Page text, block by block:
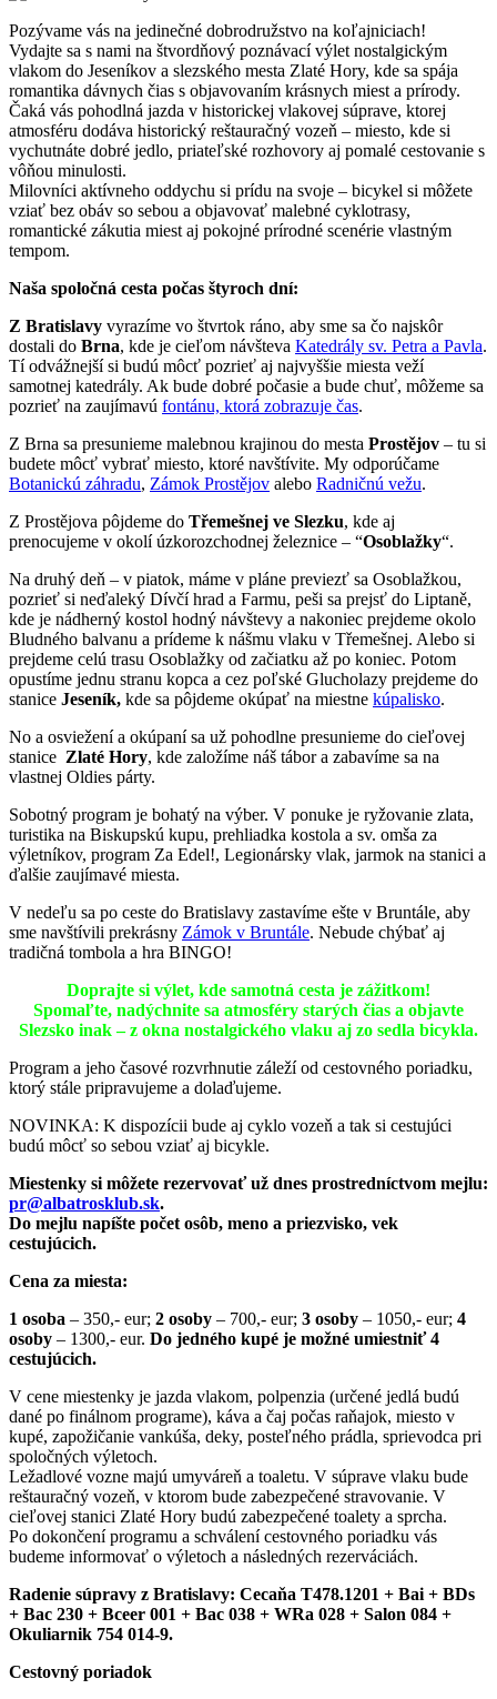
Pozývame vás na jedinečné dobrodružstvo na koľajniciach!
Vydajte sa s nami na štvordňový poznávací výlet nostalgickým
vlakom do Jeseníkov a slezského mesta Zlaté Hory, kde sa spája
romantika dávnych čias s objavovaním krásnych miest a prírody.
Čaká vás pohodlná jazda v historickej vlakovej súprave, ktorej
atmosféru dodáva historický reštauračný vozeň – miesto, kde si
vychutnáte dobré jedlo, priateľské rozhovory aj pomalé cestovanie s
vôňou minulosti.
Milovníci aktívneho oddychu si prídu na svoje – bicykel si môžete
vziať bez obáv so sebou a objavovať malebné cyklotrasy,
romantické zákutia miest aj pokojné prírodné scenérie vlastným
tempom.
Naša spoločná cesta počas štyroch dní:
Z Bratislavy vyrazíme vo štvrtok ráno, aby sme sa čo najskôr
dostali do Brna, kde je cieľom návšteva Katedrály sv. Petra a Pavla.
Tí odvážnejší si budú môcť pozrieť aj najvyššie miesta veží
samotnej katedrály. Ak bude dobré počasie a bude chuť, môžeme sa
pozrieť na zaujímavú fontánu, ktorá zobrazuje čas.
Z Brna sa presunieme malebnou krajinou do mesta Prostějov – tu si
budete môcť vybrať miesto, ktoré navštívite. My odporúčame
Botanickú záhradu, Zámok Prostějov alebo Radničnú vežu.
Z Prostějova pôjdeme do Třemešnej ve Slezku, kde aj
prenocujeme v okolí úzkorozchodnej železnice – “Osoblažky“.
Na druhý deň – v piatok, máme v pláne previezť sa Osoblažkou,
pozrieť si neďaleký Dívčí hrad a Farmu, peši sa prejsť do Liptaně,
kde je nádherný kostol hodný návštevy a nakoniec prejdeme okolo
Bludného balvanu a prídeme k nášmu vlaku v Třemešnej. Alebo si
prejdeme celú trasu Osoblažky od začiatku až po koniec. Potom
opustíme jednu stranu kopca a cez poľské Glucholazy prejdeme do
stanice Jeseník, kde sa pôjdeme okúpať na miestne kúpalisko.
No a osviežení a okúpaní sa už pohodlne presunieme do cieľovej
stanice Zlaté Hory, kde založíme náš tábor a zabavíme sa na
vlastnej Oldies párty.
Sobotný program je bohatý na výber. V ponuke je ryžovanie zlata,
turistika na Biskupskú kupu, prehliadka kostola a sv. omša za
výletníkov, program Za Edel!, Legionársky vlak, jarmok na stanici a
ďalšie zaujímavé miesta.
V nedeľu sa po ceste do Bratislavy zastavíme ešte v Bruntále, aby
sme navštívili prekrásny Zámok v Bruntále. Nebude chýbať aj
tradičná tombola a hra BINGO!
Doprajte si výlet, kde samotná cesta je zážitkom!
Spomaľte, nadýchnite sa atmosféry starých čias a objavte
Slezsko inak – z okna nostalgického vlaku aj zo sedla bicykla.
Program a jeho časové rozvrhnutie záleží od cestovného poriadku,
ktorý stále pripravujeme a dolaďujeme.
NOVINKA: K dispozícii bude aj cyklo vozeň a tak si cestujúci
budú môcť so sebou vziať aj bicykle.
Miestenky si môžete rezervovať už dnes prostredníctvom mejlu:
pr@albatrosklub.sk.
Do mejlu napíšte počet osôb, meno a priezvisko, vek
cestujúcich.
Cena za miesta:
1 osoba – 350,- eur; 2 osoby – 700,- eur; 3 osoby – 1050,- eur; 4
osoby – 1300,- eur. Do jedného kupé je možné umiestniť 4
cestujúcich.
V cene miestenky je jazda vlakom, polpenzia (určené jedlá budú
dané po finálnom programe), káva a čaj počas raňajok, miesto v
kupé, zapožičanie vankúša, deky, posteľného prádla, sprievodca pri
spoločných výletoch.
Ležadlové vozne majú umyváreň a toaletu. V súprave vlaku bude
reštauračný vozeň, v ktorom bude zabezpečené stravovanie. V
cieľovej stanici Zlaté Hory budú zabezpečené toalety a sprcha.
Po dokončení programu a schválení cestovného poriadku vás
budeme informovať o výletoch a následných rezerváciách.
Radenie súpravy z Bratislavy: Cecaňa T478.1201 + Bai + BDs
+ Bac 230 + Bceer 001 + Bac 038 + WRa 028 + Salon 084 +
Okuliarnik 754 014-9.
Cestovný poriadok